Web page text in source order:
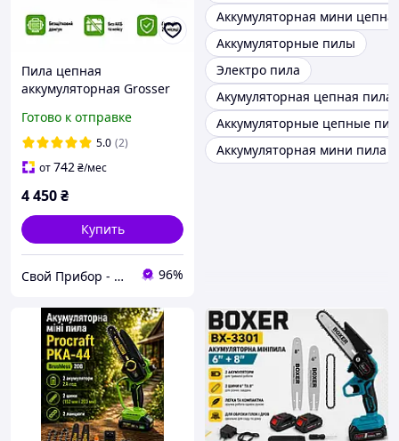
Пила цепная
аккумуляторная Grosser
бесщеточная, без АКБ, 2
шини: 14"/16", 25 м/с,
2×20 В)
Готово к отправке
5.0 (2)
от742₴/мес
4 450₴
Купить
Свой Прибор - Поставка профессионального оборудования 96%
Аккумуляторная мини
Аккумуляторные пилы
Электро пила
Акумуляторная цепная пила
Аккумуляторные цепные
Аккумуляторная мини пила